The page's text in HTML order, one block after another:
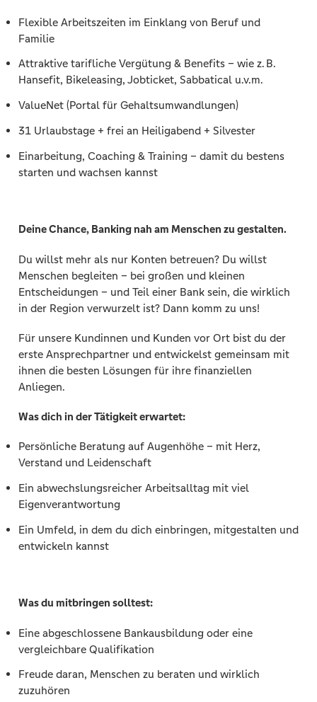
Flexible Arbeitszeiten im Einklang von Beruf und
Familie
Attraktive tarifliche Vergütung & Benefits – wie z. B.
Hansefit, Bikeleasing, Jobticket, Sabbatical u.v.m.
ValueNet (Portal für Gehaltsumwandlungen)
31 Urlaubstage + frei an Heiligabend + Silvester
Einarbeitung, Coaching & Training – damit du bestens
starten und wachsen kannst
Deine Chance, Banking nah am Menschen zu gestalten.
Du willst mehr als nur Konten betreuen? Du willst
Menschen begleiten – bei großen und kleinen
Entscheidungen – und Teil einer Bank sein, die wirklich
in der Region verwurzelt ist? Dann komm zu uns!
Für unsere Kundinnen und Kunden vor Ort bist du der
erste Ansprechpartner und entwickelst gemeinsam mit
ihnen die besten Lösungen für ihre finanziellen
Anliegen.
Was dich in der Tätigkeit erwartet:
Persönliche Beratung auf Augenhöhe – mit Herz,
Verstand und Leidenschaft
Ein abwechslungsreicher Arbeitsalltag mit viel
Eigenverantwortung
Ein Umfeld, in dem du dich einbringen, mitgestalten und
entwickeln kannst
Was du mitbringen solltest:
Eine abgeschlossene Bankausbildung oder eine
vergleichbare Qualifikation
Freude daran, Menschen zu beraten und wirklich
zuzuhören